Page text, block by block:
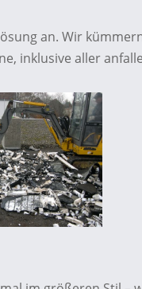
an. Wir
inklusive aller